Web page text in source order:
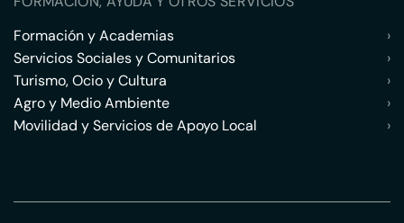
Formación y Academias
›
Servicios Sociales y Comunitarios
›
Turismo, Ocio y Cultura
›
Agro y Medio Ambiente
›
Movilidad y Servicios de Apoyo Local
›